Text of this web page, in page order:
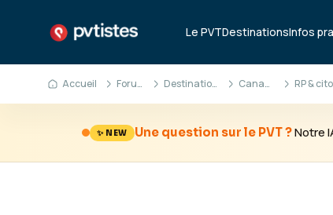
Le PVTDestinationsInfos
Accueil Forum Destinations Canada
✨ NEW Une question sur le PVT ?Notre